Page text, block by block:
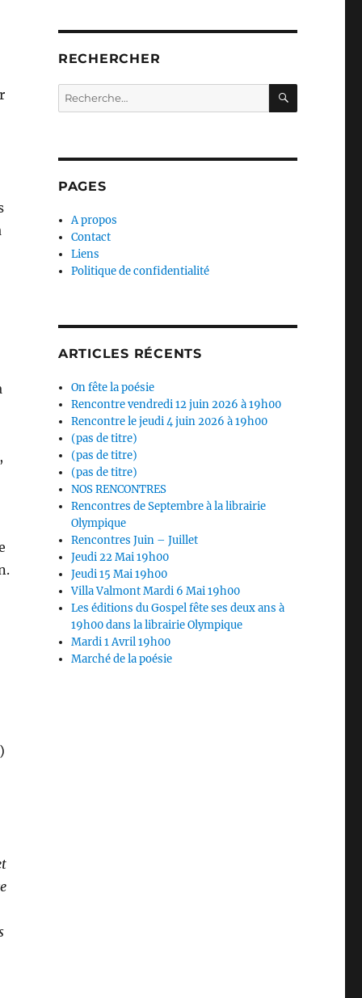
RECHERCHER
Recherche
pour :
PAGES
A propos
Contact
Liens
Politique de confidentialité
ARTICLES RÉCENTS
On fête la poésie
Rencontre vendredi 12 juin 2026 à 19h00
Rencontre le jeudi 4 juin 2026 à 19h00
(pas de titre)
(pas de titre)
(pas de titre)
NOS RENCONTRES
Rencontres de Septembre à la librairie
Olympique
Rencontres Juin – Juillet
Jeudi 22 Mai 19h00
Jeudi 15 Mai 19h00
Villa Valmont Mardi 6 Mai 19h00
Les éditions du Gospel fête ses deux ans à
19h00 dans la librairie Olympique
Mardi 1 Avril 19h00
Marché de la poésie